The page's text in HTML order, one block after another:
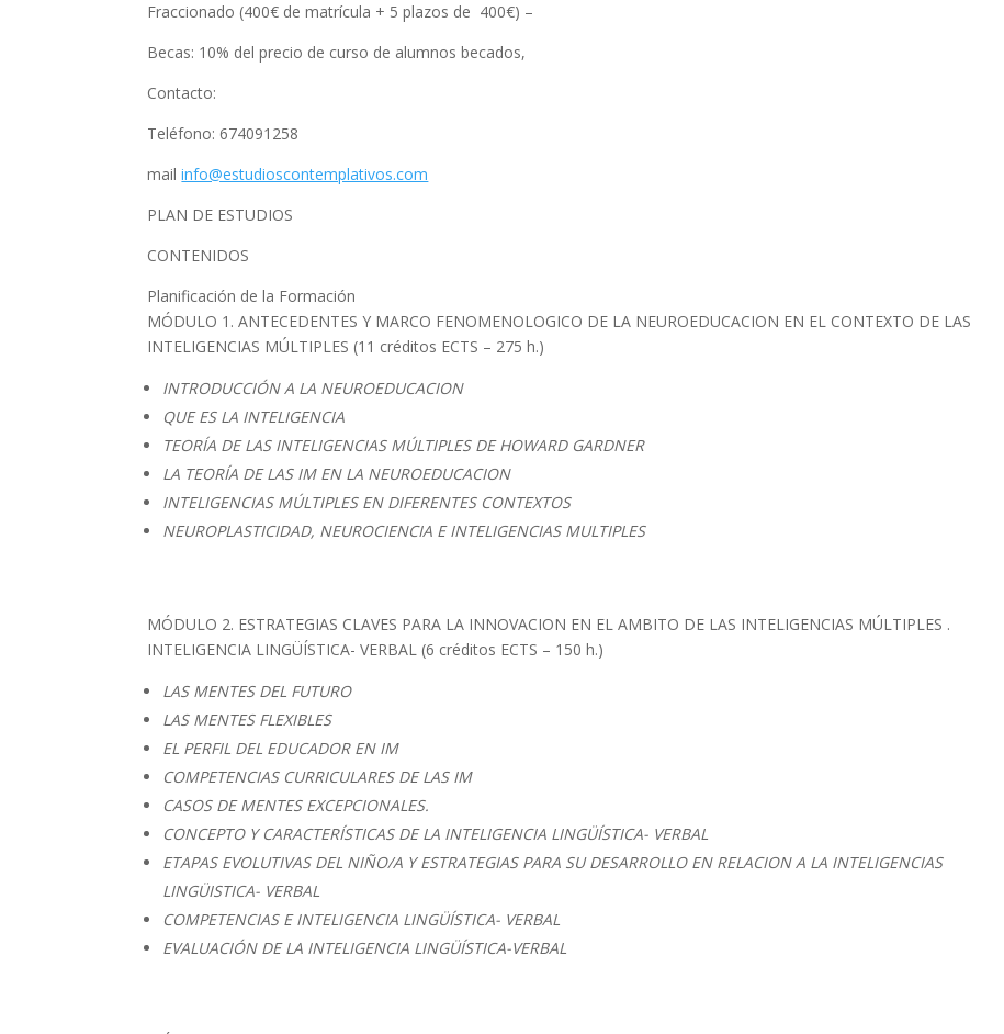
Fraccionado (400€ de matrícula + 5 plazos de 400€) –
Becas: 10% del precio de curso de alumnos becados,
Contacto:
Teléfono: 674091258
mailinfo@estudioscontemplativos.com
PLAN DE ESTUDIOS
CONTENIDOS
Planificación de la Formación
MÓDULO 1. ANTECEDENTES Y MARCO FENOMENOLOGICO DE LA NEUROEDUCACION EN EL CONTEXTO DE LAS
INTELIGENCIAS MÚLTIPLES (11 créditos ECTS – 275 h.)
INTRODUCCIÓN A LA NEUROEDUCACION
QUE ES LA INTELIGENCIA
TEORÍA DE LAS INTELIGENCIAS MÚLTIPLES DE HOWARD GARDNER
LA TEORÍA DE LAS IM EN LA NEUROEDUCACION
INTELIGENCIAS MÚLTIPLES EN DIFERENTES CONTEXTOS
NEUROPLASTICIDAD, NEUROCIENCIA E INTELIGENCIAS MULTIPLES
MÓDULO 2. ESTRATEGIAS CLAVES PARA LA INNOVACION EN EL AMBITO DE LAS INTELIGENCIAS MÚLTIPLES .
INTELIGENCIA LINGÜÍSTICA- VERBAL (6 créditos ECTS – 150 h.)
LAS MENTES DEL FUTURO
LAS MENTES FLEXIBLES
EL PERFIL DEL EDUCADOR EN IM
COMPETENCIAS CURRICULARES DE LAS IM
CASOS DE MENTES EXCEPCIONALES.
CONCEPTO Y CARACTERÍSTICAS DE LA INTELIGENCIA LINGÜÍSTICA- VERBAL
ETAPAS EVOLUTIVAS DEL NIÑO/A Y ESTRATEGIAS PARA SU DESARROLLO EN RELACION A LA INTELIGENCIAS
LINGÜISTICA- VERBAL
COMPETENCIAS E INTELIGENCIA LINGÜÍSTICA- VERBAL
EVALUACIÓN DE LA INTELIGENCIA LINGÜÍSTICA-VERBAL